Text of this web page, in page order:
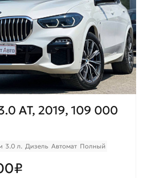
AT, 2019, 109 000
3.0 л. Дизель Автомат Полный